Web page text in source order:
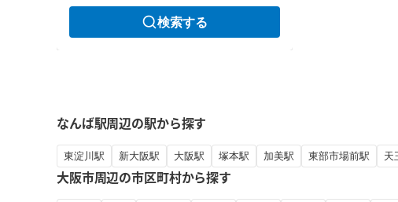
検索する
なんば駅周辺の駅から探す
東淀川駅 新大阪駅 大阪駅 塚本駅 加美駅 東部市場前駅 天
大阪市周辺の市区町村から探す